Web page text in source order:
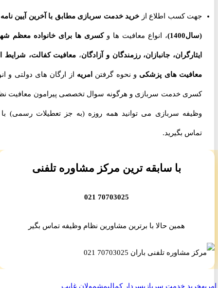
جهت کسب اطلاع ازخرید خدمت سربازی مطابق با آخرین آیین نامه ها
(سال1400) ، انواع معافیت ها و کسری ها برای خانواده معظم شهدا،
ایثارگران، جانبازان، رزمندگان و آزادگان،معافیت کفالت، شرایط اخذ
معافیت های پزشکیو نحوه گرفتن امریهاز ارگان های دولتی و انواع
کسری خدمت سربازی و هرگونه سوال تخصصی پیرامون معافیت نظام
وظیفه سربازی می توانید همه روزه (به جز تعطیلات رسمی) با ما
تماس بگیرید.
با سابقه ترین مرکز مشاوره تلفنی
70703025 021
همین حالا با برترین مشاورین نظام وظیفه تماس بگیر
خرید خدمت سربازیسردار کمالیمشمولان غایب